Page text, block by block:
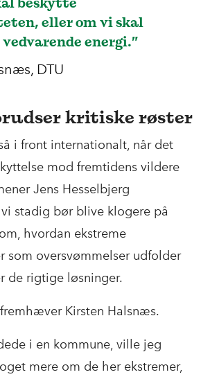
eller om vi skal
energi.”
DTU
kritiske røster
i front internationalt, når det
mod fremtidens vildere
Jens Hesselbjerg
stadig bør blive klogere på
hvordan ekstreme
som oversvømmelser udfolder
de rigtige løsninger.
Kirsten Halsnæs.
i en kommune, ville jeg
mere om de her ekstremer,